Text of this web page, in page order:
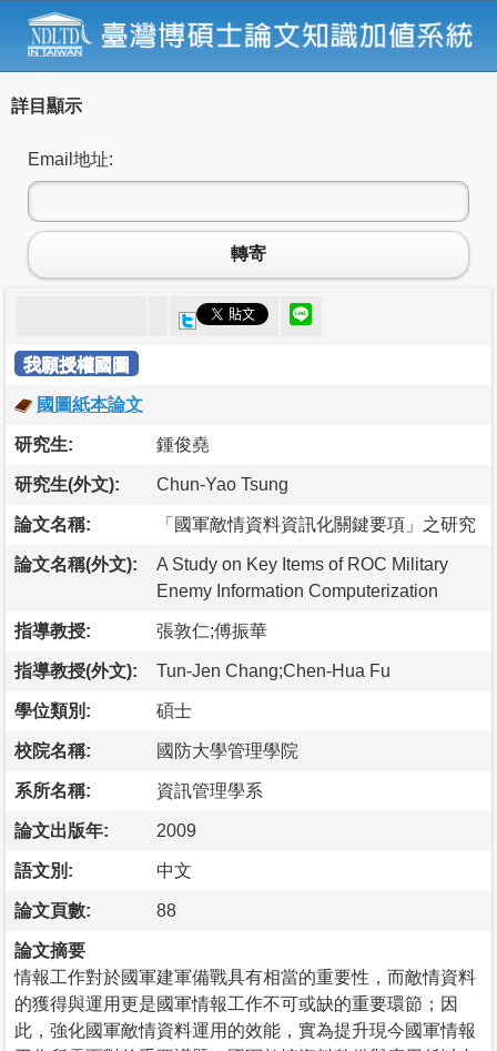
詳目顯示
Email地址:
轉寄
我願授權國圖
國圖紙本論文
研究生: 鍾俊堯
研究生(外文): Chun-Yao Tsung
論文名稱: 「國軍敵情資料資訊化關鍵要項」之研究
論文名稱(外文):
A Study on Key Items of ROC Military
Enemy Information Computerization
指導教授: 張敦仁;傅振華
指導教授(外文): Tun-Jen Chang;Chen-Hua Fu
學位類別: 碩士
校院名稱: 國防大學管理學院
系所名稱: 資訊管理學系
論文出版年: 2009
語文別: 中文
論文頁數: 88
論文摘要
情報工作對於國軍建軍備戰具有相當的重要性，而敵情資料
的獲得與運用更是國軍情報工作不可或缺的重要環節；因
此，強化國軍敵情資料運用的效能，實為提升現今國軍情報